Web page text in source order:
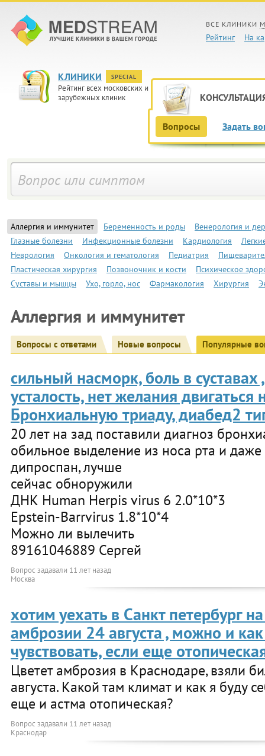
ВСЕ КЛИНИКИ
Рейтинг На
КЛИНИКИ SPECIAL
Рейтинг всех московских и
зарубежных клиник
Вопросы Задать
Аллергия и иммунитет Беременность и роды
Венерология и
Глазные болезни
Инфекционные болезни Кардиология
Неврология
Онкология и гематология Педиатрия
Пластическая хирургия
Позвоночник и кости
Психическое
Суставы и мышцы
Ухо, горло, нос Фармакология Хирургия
Аллергия и иммунитет
Вопросы с ответами Новые вопросы Популярные
сильный насморк, боль в суставах
усталость, нет желания двигаться
Бронхиальную триаду, диабед2
20 лет на зад поставили диагноз
обильное выделение из носа рта и
дипроспан, лучше
сейчас обноружили
ДНК Human Herpis virus 6 2.0*10*3
Epstein-Barrvirus 1.8*10*4
Можно ли вылечить
89161046889 Сергей
Вопрос задавали 11 лет назад
Москва
хотим уехать в Санкт петербург
амброзии 24 августа , можно и
чувствовать, если еще
Цветет амброзия в Краснодаре, взяли
августа. Какой там климат и как я буду
еще и астма отопическая?
Вопрос задавали 11 лет назад
Краснодар